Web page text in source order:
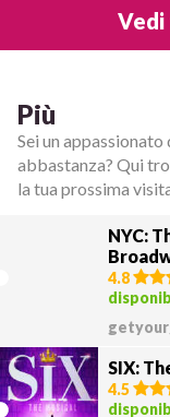
Più
Sei un
abbastanza? Qui
la tua prossima
NYC:
4.8
SIX:
4.5